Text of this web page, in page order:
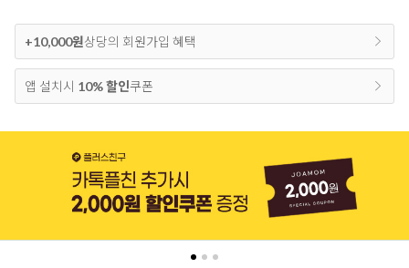
+10,000원상당의 회원가입 혜택
앱 설치시 10% 할인쿠폰